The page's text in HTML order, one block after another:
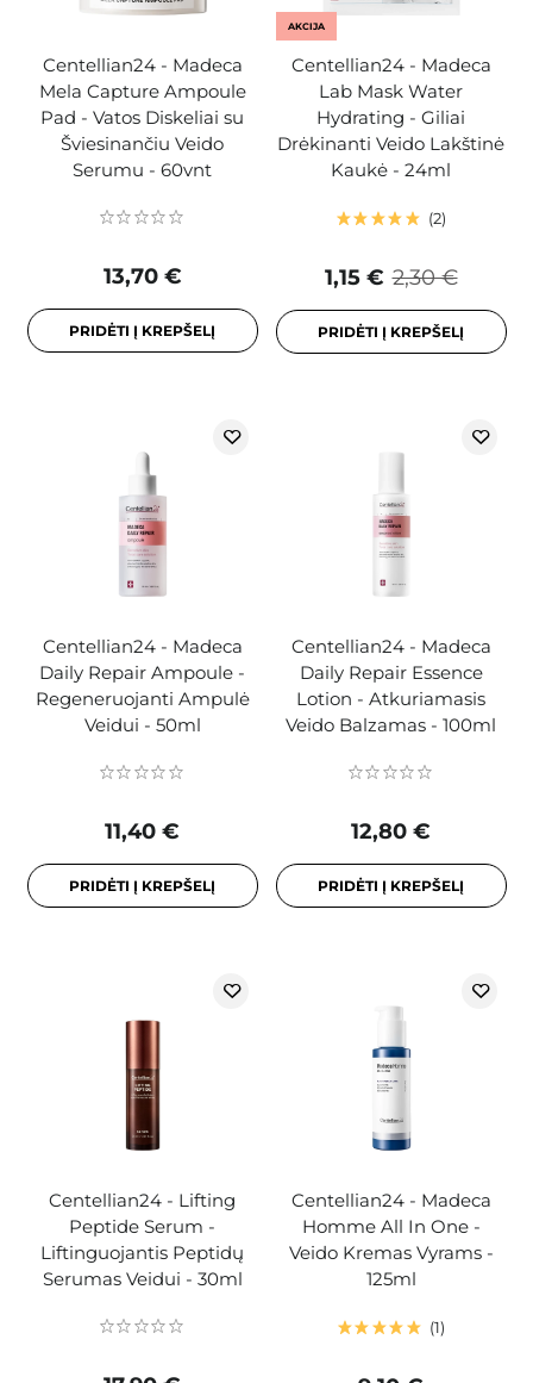
Centellian24 - Madeca
Mela Capture Ampoule
Pad - Vatos Diskeliai su
Šviesinančiu Veido
Serumu - 60vnt
13,70 €
PRIDĖTI Į KREPŠELĮ
AKCIJA
Centellian24 - Madeca
Lab Mask Water
Hydrating - Giliai
Drėkinanti Veido Lakštinė
Kaukė - 24ml
2
2,30 €
1,15 €
PRIDĖTI Į KREPŠELĮ
Centellian24 - Madeca
Daily Repair Ampoule -
Regeneruojanti Ampulė
Veidui - 50ml
11,40 €
PRIDĖTI Į KREPŠELĮ
Centellian24 - Madeca
Daily Repair Essence
Lotion - Atkuriamasis
Veido Balzamas - 100ml
12,80 €
PRIDĖTI Į KREPŠELĮ
Centellian24 - Lifting
Peptide Serum -
Liftinguojantis Peptidų
Serumas Veidui - 30ml
Centellian24 - Madeca
Homme All In One -
Veido Kremas Vyrams -
125ml
1